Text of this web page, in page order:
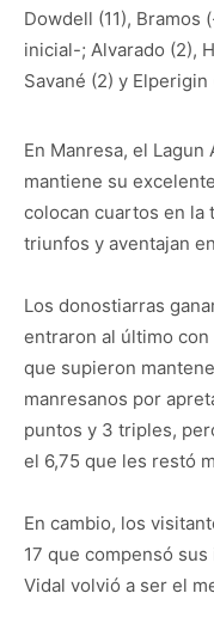
Dowdell (11), Bramos
inicial-; Alvarado (2),
Savané (2) y Elperigin
En Manresa, el
mantiene su
colocan cuartos en la
triunfos y aventajan
Los donostiarras
entraron al último con
que supieron
manresanos por
puntos y 3 triples,
el 6,75 que les restó
En cambio, los
17 que compensó
Vidal volvió a ser el